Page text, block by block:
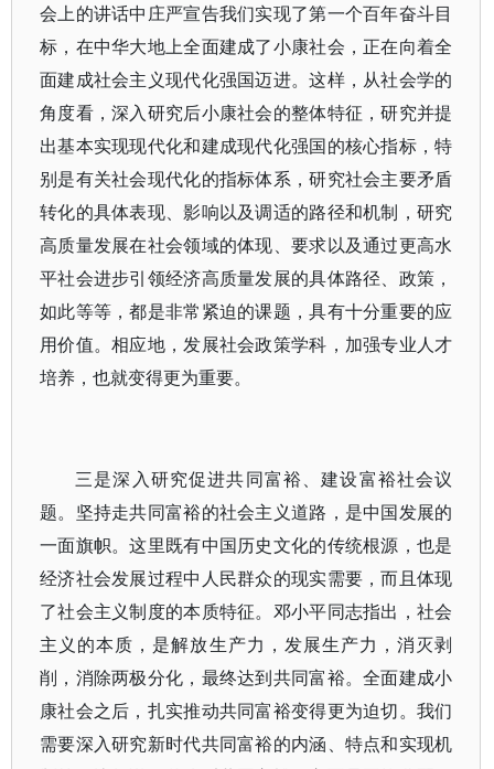
会上的讲话中庄严宣告我们实现了第一个百年奋斗目
标，在中华大地上全面建成了小康社会，正在向着全
面建成社会主义现代化强国迈进。这样，从社会学的
角度看，深入研究后小康社会的整体特征，研究并提
出基本实现现代化和建成现代化强国的核心指标，特
别是有关社会现代化的指标体系，研究社会主要矛盾
转化的具体表现、影响以及调适的路径和机制，研究
高质量发展在社会领域的体现、要求以及通过更高水
平社会进步引领经济高质量发展的具体路径、政策，
如此等等，都是非常紧迫的课题，具有十分重要的应
用价值。相应地，发展社会政策学科，加强专业人才
培养，也就变得更为重要。
三是深入研究促进共同富裕、建设富裕社会议
题。坚持走共同富裕的社会主义道路，是中国发展的
一面旗帜。这里既有中国历史文化的传统根源，也是
经济社会发展过程中人民群众的现实需要，而且体现
了社会主义制度的本质特征。邓小平同志指出，社会
主义的本质，是解放生产力，发展生产力，消灭剥
削，消除两极分化，最终达到共同富裕。全面建成小
康社会之后，扎实推动共同富裕变得更为迫切。我们
需要深入研究新时代共同富裕的内涵、特点和实现机